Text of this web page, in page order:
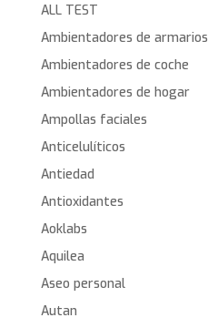
ALL TEST
Ambientadores de armarios
Ambientadores de coche
Ambientadores de hogar
Ampollas faciales
Anticelulíticos
Antiedad
Antioxidantes
Aoklabs
Aquilea
Aseo personal
Autan